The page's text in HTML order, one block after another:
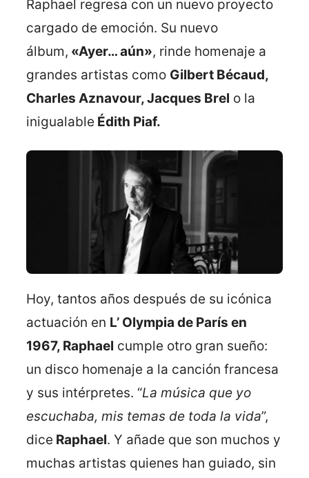
Raphael regresa con un nuevo proyecto
cargado de emoción. Su nuevo
álbum, «Ayer… aún», rinde homenaje a
grandes artistas como Gilbert Bécaud,
Charles Aznavour, Jacques Brel o la
inigualable Édith Piaf.
Hoy, tantos años después de su icónica
actuación en L’ Olympia de París en
1967, Raphael cumple otro gran sueño:
un disco homenaje a la canción francesa
y sus intérpretes. “La música que yo
escuchaba, mis temas de toda la vida”,
dice Raphael. Y añade que son muchos y
muchas artistas quienes han guiado, sin